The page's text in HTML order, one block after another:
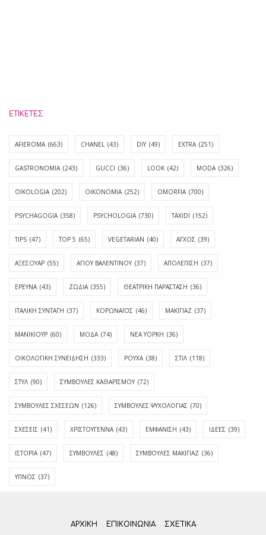
ΕΤΙΚΈΤΕΣ
AFIEROMA (663) CHANEL (43) DIY (49) EXTRA (251)
GASTRONOMIA (243) GUCCI (36) LOOK (42) MODA (326)
OIKOLOGIA (202) OIKONOMIA (252) OMORFIA (700)
PSYCHAGOGIA (358) PSYCHOLOGIA (730) TAXIDI (152)
TIPS (47) TOP 5 (65) VEGETARIAN (40) ΑΓΧΟΣ (39)
ΑΞΕΣΟΥΑΡ (55) ΑΓΊΟΥ ΒΑΛΕΝΤΊΝΟΥ (37) ΑΠΟΛΈΠΙΣΗ (37)
ΕΡΕΥΝΑ (43) ΖΩΔΙΑ (355) ΘΕΑΤΡΙΚΗ ΠΑΡΑΣΤΑΣΗ (36)
ΙΤΑΛΙΚΗ ΣΥΝΤΑΓΗ (37) ΚΟΡΩΝΑΪΟΣ (46) ΜΑΚΙΓΙΑΖ (37)
ΜΑΝΙΚΙΟΥΡ (60) ΜΟΔΑ (74) ΝΕΑ ΥΟΡΚΗ (36)
ΟΙΚΟΛΟΓΙΚΗ ΣΥΝΕΙΔΗΣΗ (333) ΡΟΥΧΑ (38) ΣΤΙΛ (118)
ΣΤΥΛ (90) ΣΥΜΒΟΥΛΕΣ ΚΑΘΑΡΙΣΜΟΥ (72)
ΣΥΜΒΟΥΛΕΣ ΣΧΕΣΕΩΝ (126) ΣΥΜΒΟΥΛΕΣ ΨΥΧΟΛΟΓΙΑΣ (70)
ΣΧΕΣΕΙΣ (41) ΧΡΙΣΤΟΥΓΕΝΝΑ (43) ΕΜΦΆΝΙΣΗ (43) ΙΔΈΕΣ (39)
ΙΣΤΟΡΊΑ (47) ΣΥΜΒΟΥΛΈΣ (48) ΣΥΜΒΟΥΛΈΣ ΜΑΚΙΓΙΆΖ (36)
ΎΠΝΟΣ (37)
ΑΡΧΙΚΗ ΕΠΙΚΟΙΝΩΝΊΑ ΣΧΕΤΙΚΆ